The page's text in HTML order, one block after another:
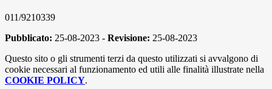
011/9210339
Pubblicato: 25-08-2023 - Revisione: 25-08-2023
Questo sito o gli strumenti terzi da questo utilizzati si avvalgono di
cookie necessari al funzionamento ed utili alle finalità illustrate nella
COOKIE POLICY.